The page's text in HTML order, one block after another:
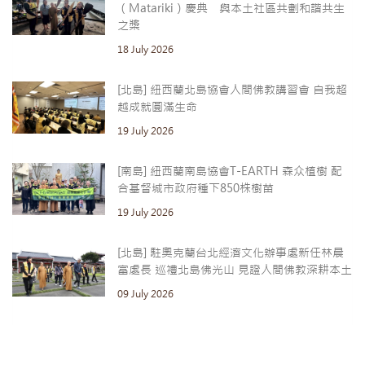
（Matariki）慶典 與本土社區共劃和諧共生
之槳
18 July 2026
[北島] 紐西蘭北島協會人間佛教講習會 自我超
越成就圓滿生命
19 July 2026
[南島] 紐西蘭南島協會T-EARTH 森众植樹 配
合基督城市政府種下850株樹苗
19 July 2026
[北島] 駐奧克蘭台北經濟文化辦事處新任林晨
富處長 巡禮北島佛光山 見證人間佛教深耕本土
09 July 2026